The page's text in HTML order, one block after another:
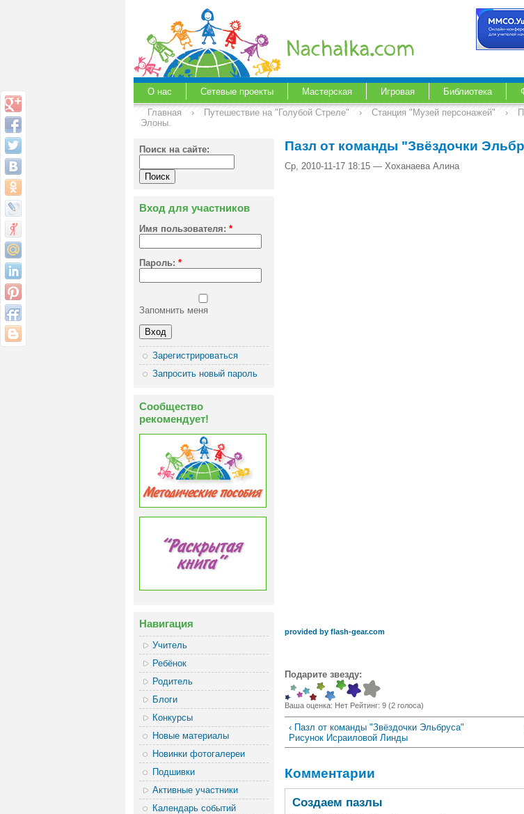
О нас Сетевые проекты Мастерская Игровая Библиотека
Главная
› Путешествие на "Голубой Стреле" › Станция "Музей персонажей" ›
Элоны.
Поиск на сайте:
Вход для участников
Имя пользователя: *
Пароль: *
Запомнить меня
Зарегистрироваться
Запросить новый пароль
Сообщество
рекомендует!
Навигация
Учитель
Ребёнок
Родитель
Блоги
Конкурсы
Новые материалы
Новинки фотогалереи
Подшивки
Активные участники
Календарь событий
Пазл от команды "Звёздочки
Ср, 2010-11-17 18:15 — Хоханаева Алина
provided by flash-gear.com
Подарите звезду:
Ваша оценка: Нет Рейтинг: 9 (2голоса)
‹ Пазл от команды "Звёздочки Эльбруса"
Рисунок Исраиловой Линды
Комментарии
Создаем пазлы